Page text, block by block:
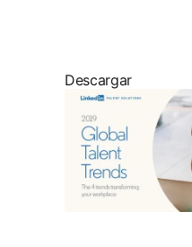
Descargar